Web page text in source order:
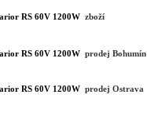
RS 60V 1200W zboží
RS 60V 1200W prodej Bohumín
RS 60V 1200W prodej Ostrava